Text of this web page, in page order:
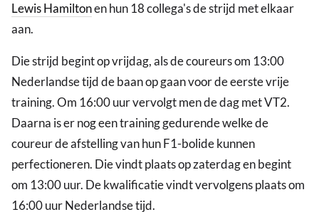
Lewis Hamiltonen hun 18 collega's de strijd met elkaar
aan.
Die strijd begint op vrijdag, als de coureurs om 13:00
Nederlandse tijd de baan op gaan voor de eerste vrije
training. Om 16:00 uur vervolgt men de dag met VT2.
Daarna is er nog een training gedurende welke de
coureur de afstelling van hun F1-bolide kunnen
perfectioneren. Die vindt plaats op zaterdag en begint
om 13:00 uur. De kwalificatie vindt vervolgens plaats om
16:00 uur Nederlandse tijd.